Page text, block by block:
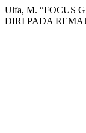
Ulfa, M. “FOCUS
DIRI PADA